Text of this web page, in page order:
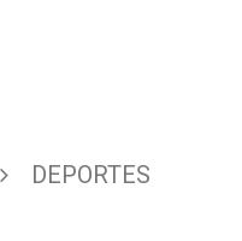
DEPORTES